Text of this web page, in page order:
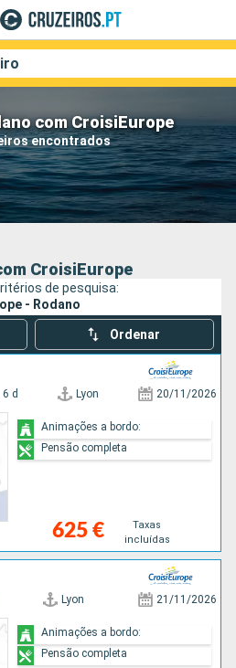
com CroisiEurope
encontrados
Pesquisar
CroisiEurope
de pesquisa:
- Rodano
Ordenar
6 d Lyon 20/11/2026
625 €
Taxas
incluídas
Animações a bordo:
Pensão completa
Lyon 21/11/2026
Animações a bordo:
Pensão completa